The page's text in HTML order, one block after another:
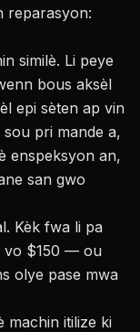
reparasyon:
similè. Li peye
bous aksèl
epi sèten ap vin
pri mande a,
enspeksyon an,
san gwo
Kèk fwa li pa
vo $150 — ou
olye pase mwa
machin itilize ki